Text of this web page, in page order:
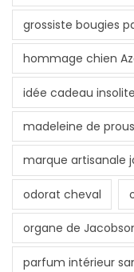
grossiste bougies
hommage chien
idée cadeau
madeleine de
marque artisanale
odorat cheval
organe de
parfum intérieur